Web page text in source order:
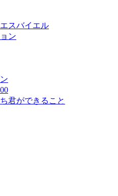
スバイエル
ン
君ができること